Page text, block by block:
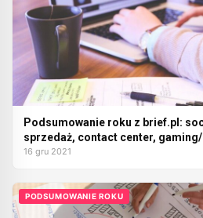
Podsumowanie roku z brief.pl:
sprzedaż, contact center,
16 gru 2021
PODSUMOWANIE ROKU